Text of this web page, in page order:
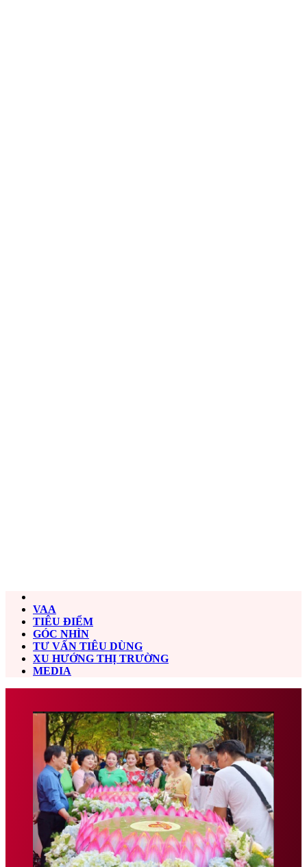
VAA
TIÊU ĐIỂM
GÓC NHÌN
TƯ VẤN TIÊU DÙNG
XU HƯỚNG THỊ TRƯỜNG
MEDIA